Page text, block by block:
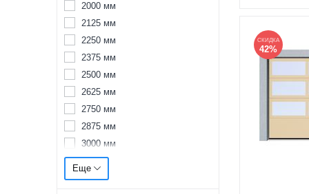
СКИДКА
42%
5375 мм
2000 мм
2125 мм
2250 мм
2375 мм
2500 мм
2625 мм
2750 мм
2875 мм
3000 мм
3125 мм
3250 мм
Еще